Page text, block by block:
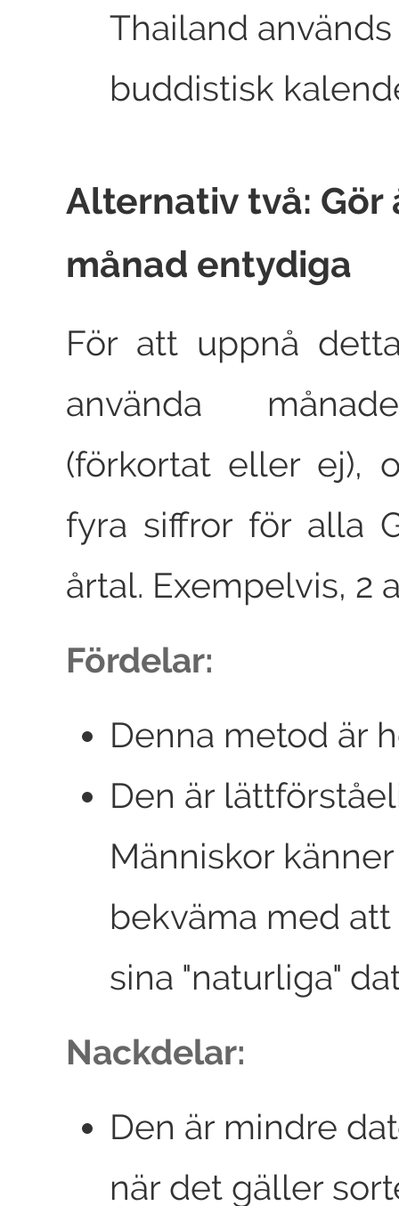
Thailand
buddistisk
Alternativ två: Gör
månad entydiga
För att uppnå
använda
(förkortat eller ej),
fyra siffror för alla
årtal. Exempelvis, 2
Fördelar:
Denna metod är
Den är
Människor
bekväma med att
sina "naturliga"
Nackdelar:
Den är mindre
när det gäller